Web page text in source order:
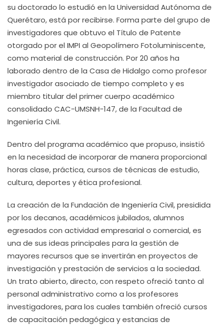
su doctorado lo estudió en la Universidad Autónoma de
Querétaro, está por recibirse. Forma parte del grupo de
investigadores que obtuvo el Título de Patente
otorgado por el IMPI al Geopolímero Fotoluminiscente,
como material de construcción. Por 20 años ha
laborado dentro de la Casa de Hidalgo como profesor
investigador asociado de tiempo completo y es
miembro titular del primer cuerpo académico
consolidado CAC-UMSNH-147, de la Facultad de
Ingeniería Civil.
Dentro del programa académico que propuso, insistió
en la necesidad de incorporar de manera proporcional
horas clase, práctica, cursos de técnicas de estudio,
cultura, deportes y ética profesional.
La creación de la Fundación de Ingeniería Civil, presidida
por los decanos, académicos jubilados, alumnos
egresados con actividad empresarial o comercial, es
una de sus ideas principales para la gestión de
mayores recursos que se invertirán en proyectos de
investigación y prestación de servicios a la sociedad.
Un trato abierto, directo, con respeto ofreció tanto al
personal administrativo como a los profesores
investigadores, para los cuales también ofreció cursos
de capacitación pedagógica y estancias de